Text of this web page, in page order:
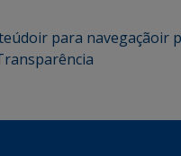
ir para navegaçãoir